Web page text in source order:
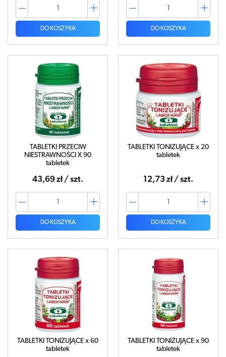
DO KOSZYKA DO KOSZYKA
TABLETKI PRZECIW
NIESTRAWNOŚCI X 90
tabletek
43,69 zł / szt.
DO KOSZYKA
TABLETKI TONIZUJĄCE x 20
tabletek
12,73 zł / szt.
DO KOSZYKA
TABLETKI TONIZUJĄCE x 60
tabletek
TABLETKI TONIZUJĄCE x 90
tabletek